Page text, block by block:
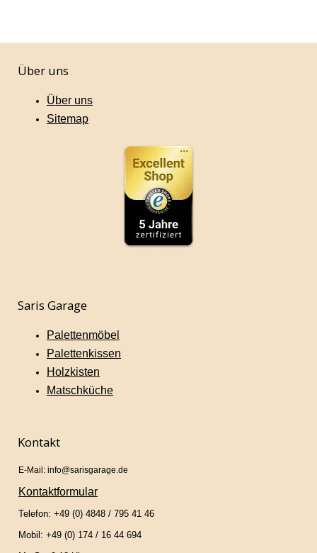
Über uns
Über uns
Sitemap
Saris Garage
Palettenmöbel
Palettenkissen
Holzkisten
Matschküche
Kontakt
E-Mail: info@sarisgarage.de
Kontaktformular
Telefon: +49 (0) 4848 / 795 41 46
Mobil: +49 (0) 174 / 16 44 694